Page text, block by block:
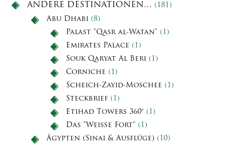
ANDERE DESTINATIONEN… (181)
Abu Dhabi (8)
Palast "Qasr al-Watan" (1)
Emirates Palace (1)
Souk Qaryat Al Beri (1)
Corniche (1)
Scheich-Zayid-Moschee (1)
Steckbrief (1)
Etihad Towers 360° (1)
Das "Weiße Fort" (1)
Ägypten (Sinai & Ausflüge) (10)